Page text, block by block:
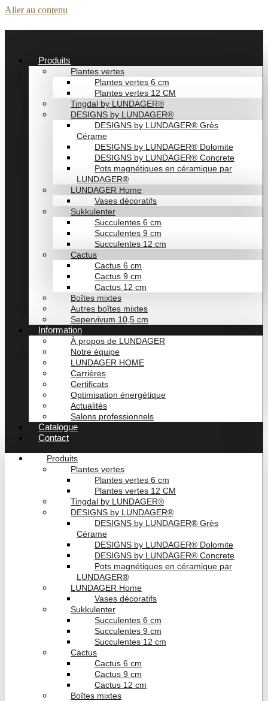
Aller au contenu
Produits
Plantes vertes
Plantes vertes 6 cm
Plantes vertes 12 CM
Tingdal by LUNDAGER®
DESIGNS by LUNDAGER®
DESIGNS by LUNDAGER® Grès
Cérame
DESIGNS by LUNDAGER® Dolomite
DESIGNS by LUNDAGER® Concrete
Pots magnétiques en céramique par
LUNDAGER®
LUNDAGER Home
Vases décoratifs
Sukkulenter
Succulentes 6 cm
Succulentes 9 cm
Succulentes 12 cm
Cactus
Cactus 6 cm
Cactus 9 cm
Cactus 12 cm
Boîtes mixtes
Autres boîtes mixtes
Sepervivum 10,5 cm
Information
À propos de LUNDAGER
Notre équipe
LUNDAGER HOME
Carrières
Certificats
Optimisation énergétique
Actualités
Salons professionnels
Catalogue
Contact
Produits
Plantes vertes
Plantes vertes 6 cm
Plantes vertes 12 CM
Tingdal by LUNDAGER®
DESIGNS by LUNDAGER®
DESIGNS by LUNDAGER® Grès
Cérame
DESIGNS by LUNDAGER® Dolomite
DESIGNS by LUNDAGER® Concrete
Pots magnétiques en céramique par
LUNDAGER®
LUNDAGER Home
Vases décoratifs
Sukkulenter
Succulentes 6 cm
Succulentes 9 cm
Succulentes 12 cm
Cactus
Cactus 6 cm
Cactus 9 cm
Cactus 12 cm
Boîtes mixtes